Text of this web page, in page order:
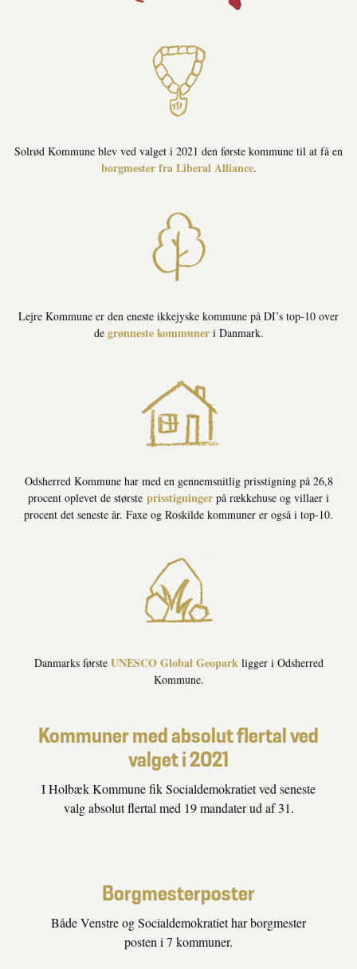
Solrød Kommune blev ved valget i 2021 den første kommune til at få en
borgmester fra Liberal Alliance.
Lejre Kommune er den eneste ikkejyske kommune på DI’s top-10 over
de grønneste kommuneri Danmark.
Odsherred Kommune har med en gennemsnitlig prisstigning på 26,8
procent oplevet de største prisstigninger på rækkehuse og villaer i
procent det seneste år. Faxe og Roskilde kommuner er også i top-10.
Danmarks første UNESCO Global Geopark ligger i Odsherred
Kommune.
Kommuner med absolut flertal ved
valget i 2021
I Holbæk Kommune fik Socialdemokratiet ved seneste
valg absolut flertal med 19 mandater ud af 31.
Borgmesterposter
Både Venstre og Socialdemokratiet har borgmester
posten i 7 kommuner.